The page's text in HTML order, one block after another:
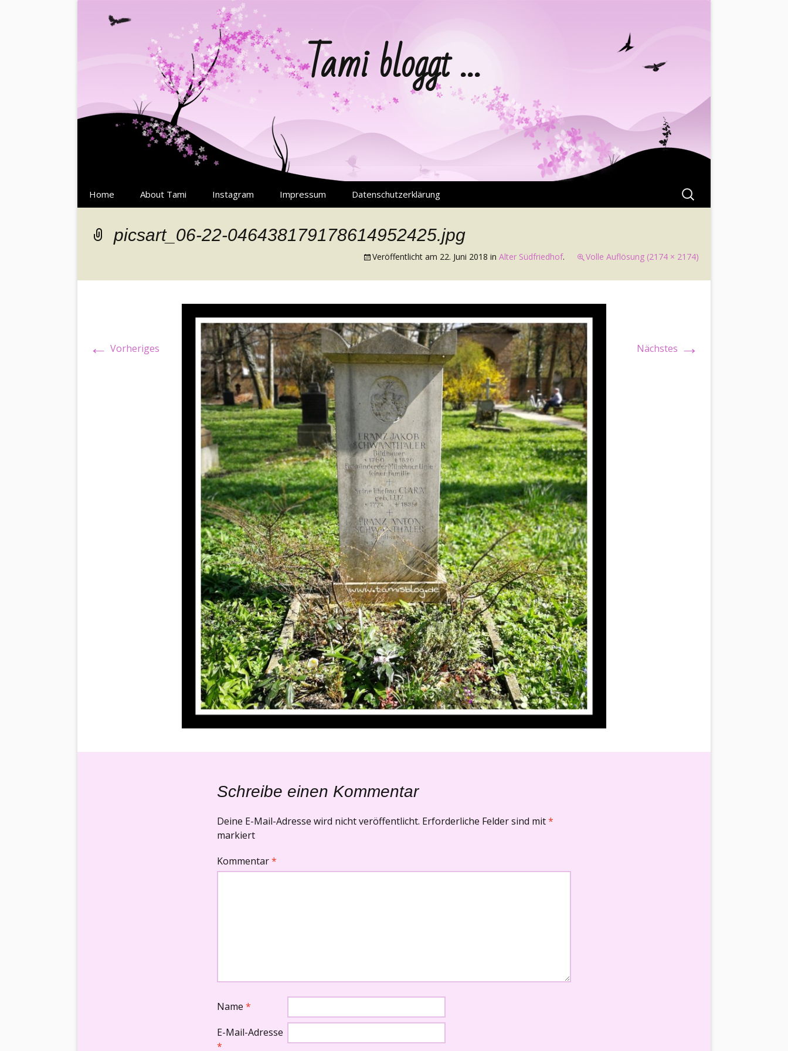
Tami bloggt …
zum
Home About Tami Instagram Impressum Datenschutzerklärung
Suchen
nach:
picsart_06-22-046438179178614952425.jpg
Veröffentlicht am 22. Juni 2018 in Alter Südfriedhof. Volle Auflösung (2174 × 2174)
← Vorheriges Nächstes →
Schreibe einen Kommentar
Deine E-Mail-Adresse wird nicht veröffentlicht. Erforderliche Felder sind mit*
markiert
Kommentar*
Name *
E-Mail-Adresse
*